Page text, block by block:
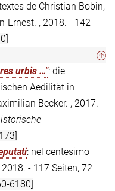
de Christian Bobin,
Ernest. , 2018. - 142
urbis …": die
Aedilität in
Becker. , 2017. -
: nel centesimo
- 117 Seiten, 72
6180]